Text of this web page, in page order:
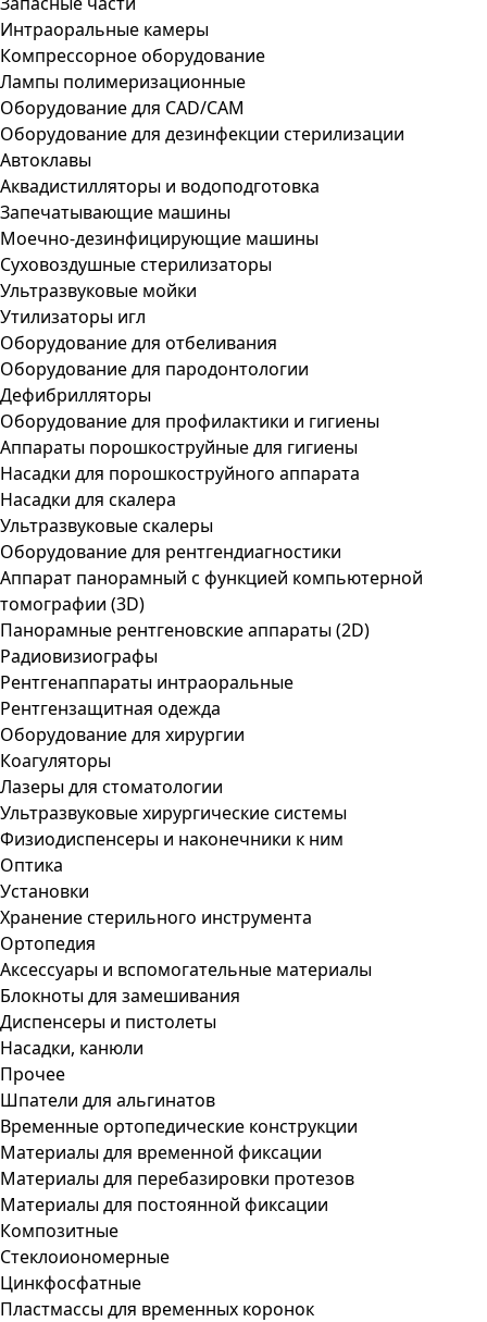
Интраоральные камеры
Компрессорное оборудование
Лампы полимеризационные
Оборудование для CAD/CAM
Оборудование для дезинфекции стерилизации
Автоклавы
Аквадистилляторы и водоподготовка
Запечатывающие машины
Моечно-дезинфицирующие машины
Суховоздушные стерилизаторы
Ультразвуковые мойки
Утилизаторы игл
Оборудование для отбеливания
Оборудование для пародонтологии
Дефибрилляторы
Оборудование для профилактики и гигиены
Аппараты порошкоструйные для гигиены
Насадки для порошкоструйного аппарата
Насадки для скалера
Ультразвуковые скалеры
Оборудование для рентгендиагностики
Аппарат панорамный с функцией компьютерной
томографии (3D)
Панорамные рентгеновские аппараты (2D)
Радиовизиографы
Рентгенаппараты интраоральные
Рентгензащитная одежда
Оборудование для хирургии
Коагуляторы
Лазеры для стоматологии
Ультразвуковые хирургические системы
Физиодиспенсеры и наконечники к ним
Оптика
Установки
Хранение стерильного инструмента
Ортопедия
Аксессуары и вспомогательные материалы
Блокноты для замешивания
Диспенсеры и пистолеты
Насадки, канюли
Прочее
Шпатели для альгинатов
Временные ортопедические конструкции
Материалы для временной фиксации
Материалы для перебазировки протезов
Материалы для постоянной фиксации
Композитные
Стеклоиономерные
Цинкфосфатные
Пластмассы для временных коронок